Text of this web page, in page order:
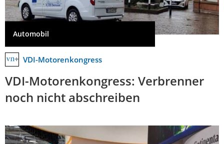
Automobil
VDI-Motorenkongress
VDI-Motorenkongress: Verbrenner
noch nicht abschreiben